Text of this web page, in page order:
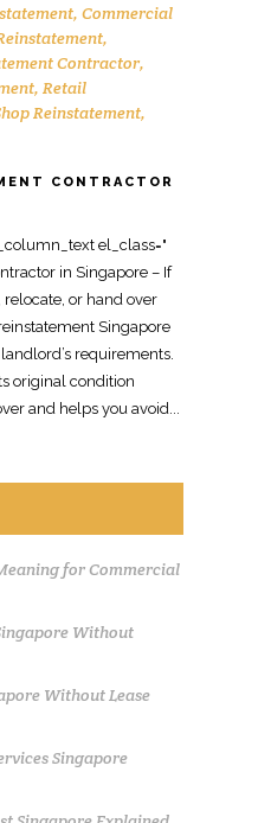
, Commercial
,
Contractor,
, Retail
Reinstatement,
CONTRACTOR
el_class="
in Singapore – If
or hand over
Singapore
requirements.
original condition
and helps you avoid...
for Commercial
Without
Without Lease
Singapore